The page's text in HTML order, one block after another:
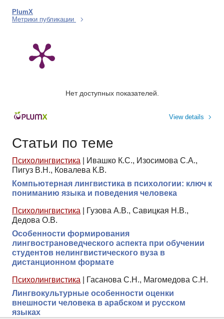
PlumX
Метрики публикации
Нет доступных показателей.
View details
Статьи по теме
Психолингвистика
Ивашко К.С., Изосимова С.А.,
Пигуз В.Н., Ковалева К.В.
Компьютерная лингвистика в психологии: ключ к
пониманию языка и поведения человека
Психолингвистика
Гузова А.В., Савицкая Н.В.,
Дедова О.В.
Особенности формирования
лингвострановедческого аспекта при обучении
студентов нелингвистического вуза в
дистанционном формате
Психолингвистика
Гасанова С.Н., Магомедова С.Н.
Лингвокультурные особенности оценки
внешности человека в арабском и русском
языках